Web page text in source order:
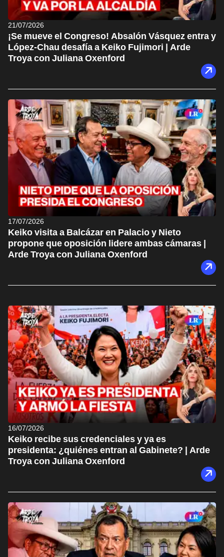
21/07/2026
¡Se mueve el Congreso! Absalón Vásquez entra y
López-Chau desafía a Keiko Fujimori | Arde
Troya con Juliana Oxenford
17/07/2026
Keiko visita a Balcázar en Palacio y Nieto
propone que oposición lidere ambas cámaras |
Arde Troya con Juliana Oxenford
16/07/2026
Keiko recibe sus credenciales y ya es
presidenta: ¿quiénes entran al Gabinete? | Arde
Troya con Juliana Oxenford